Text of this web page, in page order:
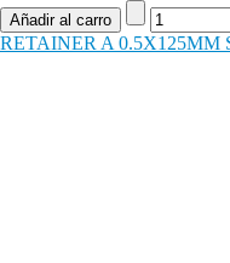
RETAINER A 0.5X125MM